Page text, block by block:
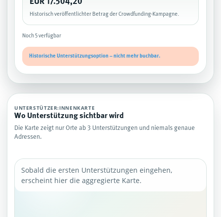
EUR 17.504,20
Historisch veröffentlichter Betrag der Crowdfunding-Kampagne.
Noch 5 verfügbar
Historische Unterstützungsoption – nicht mehr buchbar.
UNTERSTÜTZER:INNENKARTE
Wo Unterstützung sichtbar wird
Die Karte zeigt nur Orte ab 3 Unterstützungen und niemals genaue
Adressen.
Sobald die ersten Unterstützungen eingehen,
erscheint hier die aggregierte Karte.